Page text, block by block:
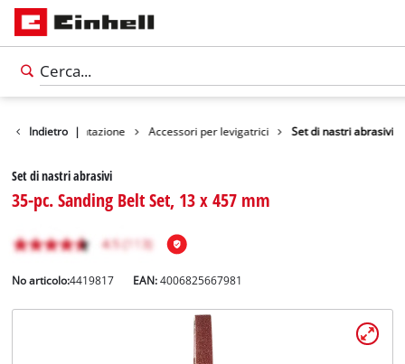
Indietro |
strumentazione Accessori per levigatrici Set di nastri abrasivi
Set di nastri abrasivi
35-pc. Sanding Belt Set, 13 x 457 mm
No articolo:4419817 EAN:4006825667981